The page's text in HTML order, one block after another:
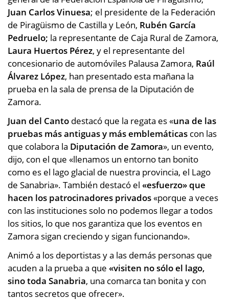
Juan Carlos Vinuesa; el presidente de la Federación
de Piragüismo de Castilla y León, Rubén García
Pedruelo; la representante de Caja Rural de Zamora,
Laura Huertos Pérez, y el representante del
concesionario de automóviles Palausa Zamora, Raúl
Álvarez López, han presentado esta mañana la
prueba en la sala de prensa de la Diputación de
Zamora.
Juan del Canto destacó que la regata es «una de las
pruebas más antiguas y más emblemáticas con las
que colabora la Diputación de Zamora», un evento,
dijo, con el que «llenamos un entorno tan bonito
como es el lago glacial de nuestra provincia, el Lago
de Sanabria». También destacó el «esfuerzo» que
hacen los patrocinadores privados«porque a veces
con las instituciones solo no podemos llegar a todos
los sitios, lo que nos garantiza que los eventos en
Zamora sigan creciendo y sigan funcionando».
Animó a los deportistas y a las demás personas que
acuden a la prueba a que «visiten no sólo el lago,
sino toda Sanabria, una comarca tan bonita y con
tantos secretos que ofrecer».